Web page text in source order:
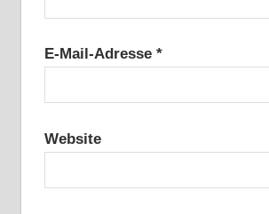
E-Mail-Adresse *
Website